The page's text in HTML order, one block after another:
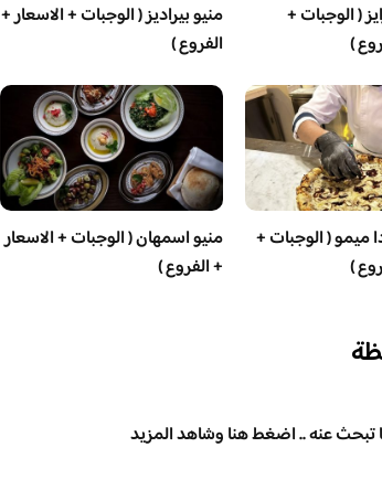
( الوجبات +
)
منيو بيراديز ( الوجبات + الاسعار +
الفروع )
ميمو ( الوجبات +
)
منيو اسمهان ( الوجبات + الاسعار
+ الفروع )
عنه .. اضغط هنا وشاهد المزيد